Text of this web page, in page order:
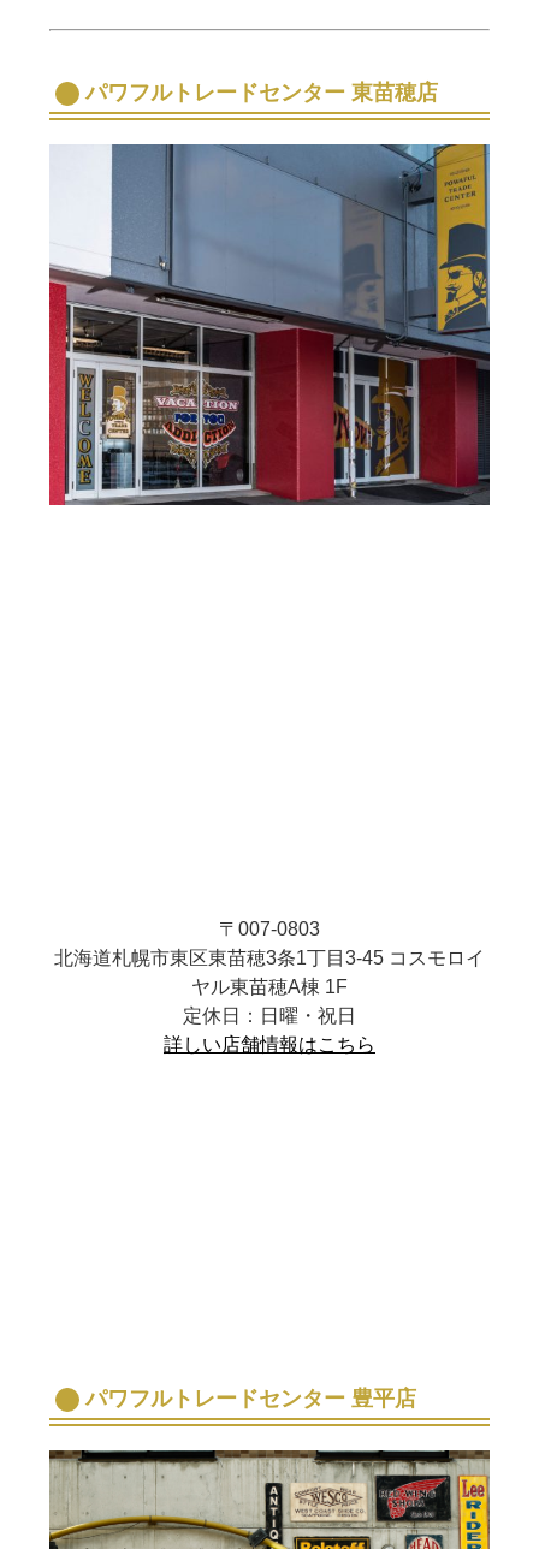
パワフルトレードセンター 東苗穂店
〒007-0803
北海道札幌市東区東苗穂3条1丁目3-45 コスモロイ
ヤル東苗穂A棟 1F
定休日：日曜・祝日
詳しい店舗情報はこちら
パワフルトレードセンター 豊平店